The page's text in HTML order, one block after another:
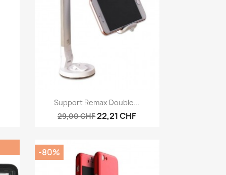
Aperçu rapide
Support Remax Double...
29,00 CHF22,21 CHF
-80%